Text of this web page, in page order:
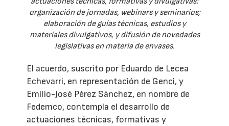
organización de jornadas, webinars y seminarios;
elaboración de guías técnicas, estudios y
materiales divulgativos, y difusión de novedades
legislativas en materia de envases.
El acuerdo, suscrito por Eduardo de Lecea
Echevarri, en representación de Genci, y
Emilio-José Pérez Sánchez, en nombre de
Fedemco, contempla el desarrollo de
actuaciones técnicas, formativas y